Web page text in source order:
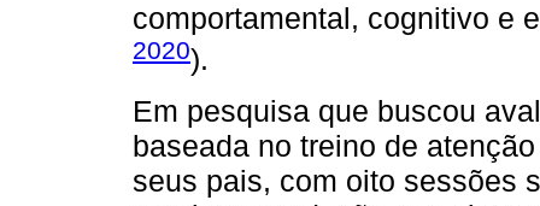
comportamental, cognitivo e
2020).
Em pesquisa que buscou
baseada no treino de
seus pais, com oito sessões